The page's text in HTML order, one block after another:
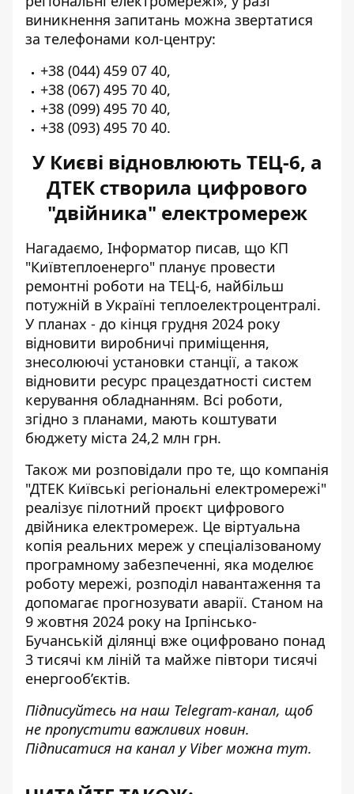
виникнення запитань можна звертатися
за телефонами кол-центру:
+38 (044) 459 07 40,
+38 (067) 495 70 40,
+38 (099) 495 70 40,
+38 (093) 495 70 40.
У Києві відновлюють ТЕЦ-6, а
ДТЕК створила цифрового
"двійника" електромереж
Нагадаємо, Інформатор писав, що КП
"Київтеплоенерго" планує провести
ремонтні роботи на ТЕЦ-6, найбільш
потужній в Україні теплоелектроцентралі.
У планах - до кінця грудня 2024 року
відновити виробничі приміщення,
знесолюючі установки станції, а також
відновити ресурс працездатності систем
керування обладнанням. Всі роботи,
згідно з планами, мають коштувати
бюджету міста 24,2 млн грн.
Також ми розповідали про те, що компанія
"ДТЕК Київські регіональні електромережі"
реалізує пілотний проєкт цифрового
двійника електромереж. Це віртуальна
копія реальних мереж у спеціалізованому
програмному забезпеченні, яка моделює
роботу мережі, розподіл навантаження та
допомагає прогнозувати аварії. Станом на
9 жовтня 2024 року на Ірпінсько-
Бучанській ділянці вже оцифровано понад
3 тисячі км ліній та майже півтори тисячі
енергооб’єктів.
Підписуйтесь на наш Telegram-канал, щоб
не пропустити важливих новин.
Підписатися на канал у Viber можна тут.